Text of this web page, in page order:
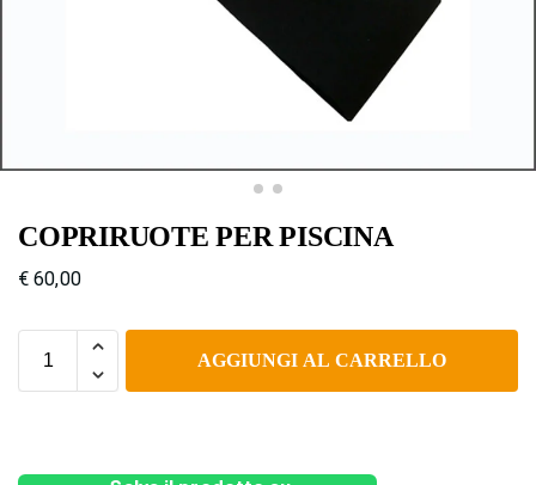
COPRIRUOTE PER PISCINA
€ 60,00
AGGIUNGI AL CARRELLO